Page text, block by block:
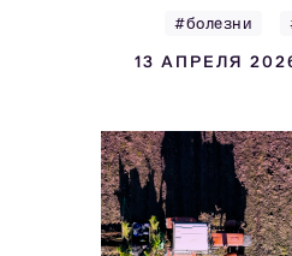
#болезни
13 АПРЕЛЯ